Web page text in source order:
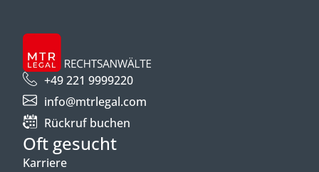
+49 221 9999220
info@mtrlegal.com
Rückruf buchen
Oft gesucht
Karriere